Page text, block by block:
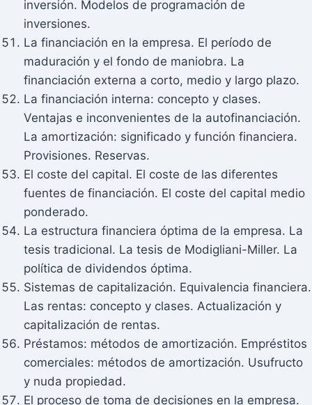
inversión. Modelos de programación de
inversiones.
La financiación en la empresa. El período de
maduración y el fondo de maniobra. La
financiación externa a corto, medio y largo plazo.
La financiación interna: concepto y clases.
Ventajas e inconvenientes de la autofinanciación.
La amortización: significado y función financiera.
Provisiones. Reservas.
El coste del capital. El coste de las diferentes
fuentes de financiación. El coste del capital medio
ponderado.
La estructura financiera óptima de la empresa. La
tesis tradicional. La tesis de Modigliani-Miller. La
política de dividendos óptima.
Sistemas de capitalización. Equivalencia financiera.
Las rentas: concepto y clases. Actualización y
capitalización de rentas.
Préstamos: métodos de amortización. Empréstitos
comerciales: métodos de amortización. Usufructo
y nuda propiedad.
El proceso de toma de decisiones en la empresa.